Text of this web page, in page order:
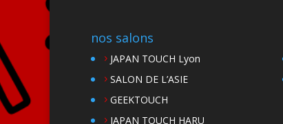
nos salons
JAPAN TOUCH Lyon
SALON DE L’ASIE
GEEKTOUCH
JAPAN TOUCH HARU